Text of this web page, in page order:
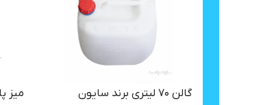
گالن ۷۰ لیتری برند سایون